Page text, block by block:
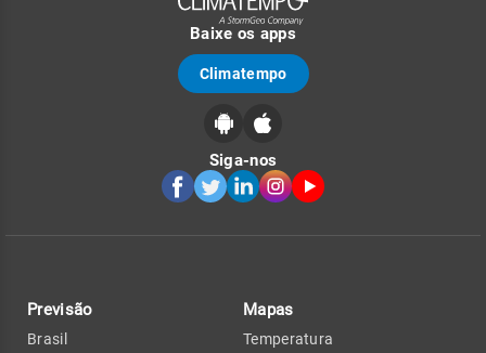
Baixe os apps
Climatempo
Siga-nos
Previsão
Brasil
Mapas
Temperatura